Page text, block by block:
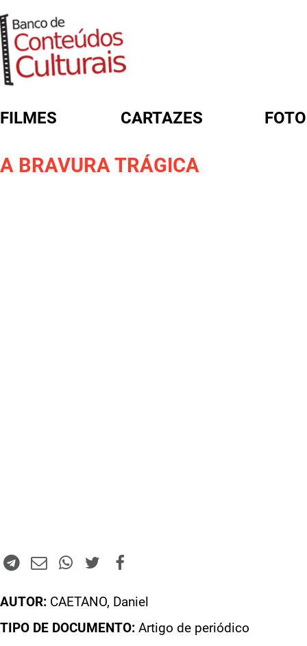
FILMES CARTAZES
A BRAVURA TRÁGICA
AUTOR: CAETANO, Daniel
TIPO DE DOCUMENTO: Artigo de periódico
FORMULÁRIO DE BUSCA